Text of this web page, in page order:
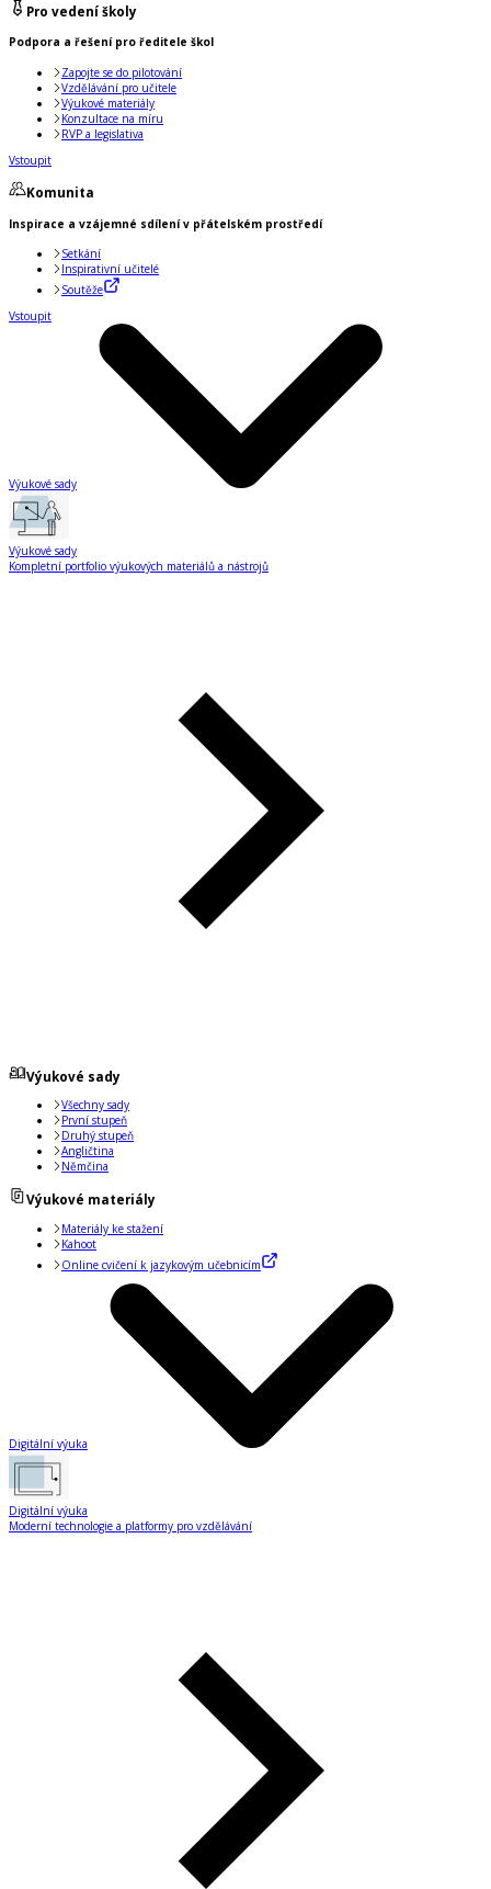
Pro vedení školy
Podpora a řešení pro ředitele škol
Zapojte se do pilotování
Vzdělávání pro učitele
Výukové materiály
Konzultace na míru
RVP a legislativa
Vstoupit
Komunita
Inspirace a vzájemné sdílení v přátelském prostředí
Setkání
Inspirativní učitelé
Soutěže
Vstoupit
Výukové sady
Výukové sady
Kompletní portfolio výukových materiálů a nástrojů
Výukové sady
Všechny sady
První stupeň
Druhý stupeň
Angličtina
Němčina
Výukové materiály
Materiály ke stažení
Kahoot
Online cvičení k jazykovým učebnicím
Digitální výuka
Digitální výuka
Moderní technologie a platformy pro vzdělávání